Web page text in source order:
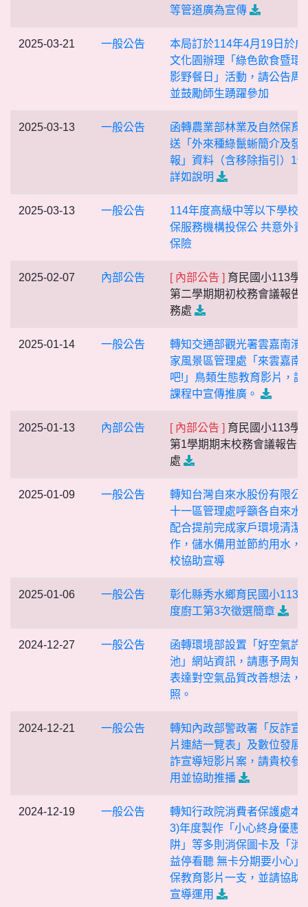
等管道廣為宣傳
2025-03-21 一般公告
本局訂於114年4月19日於成
文化園辦理「綠色飲食暨環
影野餐日」活動，請公告周
並鼓勵師生踴躍參加
2025-03-13 一般公告
函轉農業部林業及自然保育
送「外來種綠鬣蜥簡介及發
報」資料（含移除指引）1
詳如說明
2025-03-13 一般公告
114年度高級中等以下學校
保服務機構投保公 共意外責
保險
2025-02-07 內部公告 [ 內部公告 ] 育民國小113學
第二學期期初校務會議報告-
務處
2025-01-14 一般公告
轉知交通部觀光署雲嘉南濱
家風景區管理處「來雲嘉南
吧!」鳥類生態教育影片，請
課程中宣傳推廣。
2025-01-13 內部公告 [ 內部公告 ] 育民國小113學
第1學期期末校務會議報告
處
2025-01-09 一般公告
轉知台灣自來水股份有限公
十一區管理處呼籲各自來水
配合提前完成家戶環境清潔
作，儲水備用並節約用水，
校協助宣導
2025-01-06 一般公告
彰化縣秀水鄉育民國小113
度廚工第3次徵選簡章
2024-12-27 一般公告
函轉環境部設置「好空氣許
池」網站資訊，請惠予周知
表達對空氣品質改善想法，
照。
2024-12-21 一般公告
轉知內政部警政署「反詐宣
片連結一覽表」及數位發展
詐宣導短影片案，請貴校參
用並協助推播
2024-12-19 一般公告
轉知行政院消費者保護處本
3)年度製作「小心終身優惠
阱」等多則消保圖卡及「消
益停看聽 無卡分期要小心」
保教育影片一支，並請協助
宣導運用